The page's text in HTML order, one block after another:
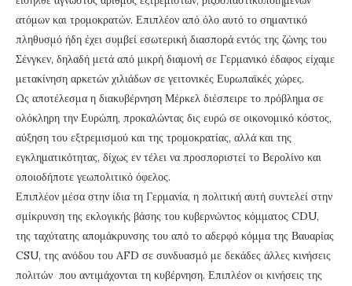
ατόμων και τρομοκρατών. Επιπλέον από όλο αυτό το σημαντικό
πληθυσμό ήδη έχει συμβεί εσωτερική διασπορά εντός της ζώνης του
Σένγκεν, δηλαδή μετά από μικρή διαμονή σε Γερμανικό έδαφος είχαμε
μετακίνηση αρκετών χιλιάδων σε γειτονικές Ευρωπαϊκές χώρες.
Ως αποτέλεσμα η διακυβέρνηση Μέρκελ διέσπειρε το πρόβλημα σε
ολόκληρη την Ευρώπη, προκαλώντας δις ευρώ σε οικονομικό κόστος,
αύξηση του εξτρεμισμού και της τρομοκρατίας, αλλά και της
εγκληματικότητας, δίχως εν τέλει να προσποριστεί το Βερολίνο και
οποιοδήποτε γεωπολιτικό όφελος.
Επιπλέον μέσα στην ίδια τη Γερμανία, η πολιτική αυτή συντελεί στην
σμίκρυνση της εκλογικής βάσης του κυβερνώντος κόμματος CDU,
της ταχύτατης απομάκρυνσης του από το αδερφό κόμμα της Βαυαρίας
CSU, της ανόδου του AFD σε συνδυασμό με δεκάδες άλλες κινήσεις
πολιτών που αντιμάχονται τη κυβέρνηση. Επιπλέον οι κινήσεις της